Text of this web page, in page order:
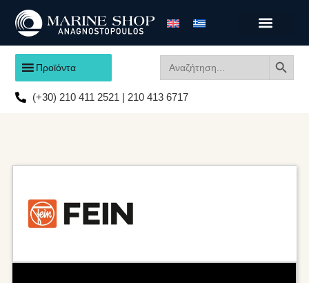
Προϊόντα
for:
(+30) 210 411 2521 | 210 413 6717